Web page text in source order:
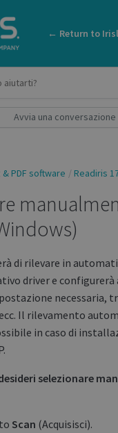
← Return to
Avvia una conversazione
& PDF software Readiris
di rilevare in
driver e
necessaria,
Il rilevamento
in caso di
selezionare
Scan (Acquisisci).